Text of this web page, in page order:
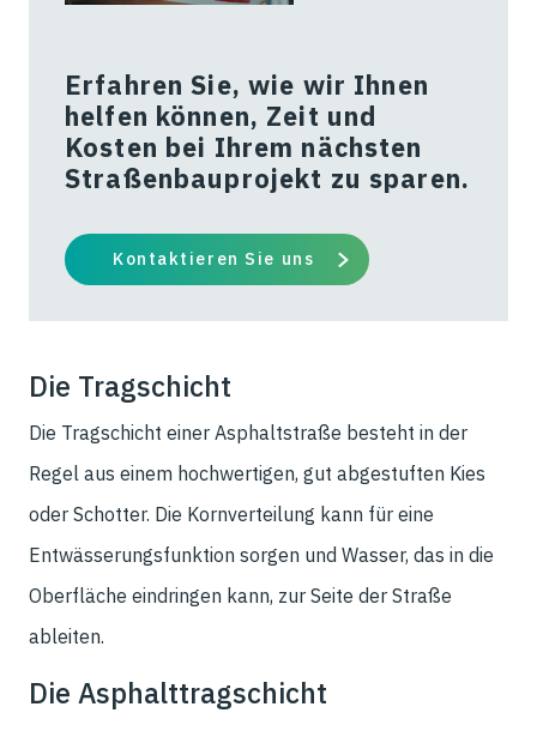
Erfahren Sie, wie wir Ihnen
helfen können, Zeit und
Kosten bei Ihrem nächsten
Straßenbauprojekt zu sparen.
Kontaktieren Sie uns
Die Tragschicht
Die Tragschicht einer Asphaltstraße besteht in der
Regel aus einem hochwertigen, gut abgestuften Kies
oder Schotter. Die Kornverteilung kann für eine
Entwässerungsfunktion sorgen und Wasser, das in die
Oberfläche eindringen kann, zur Seite der Straße
ableiten.
Die Asphalttragschicht